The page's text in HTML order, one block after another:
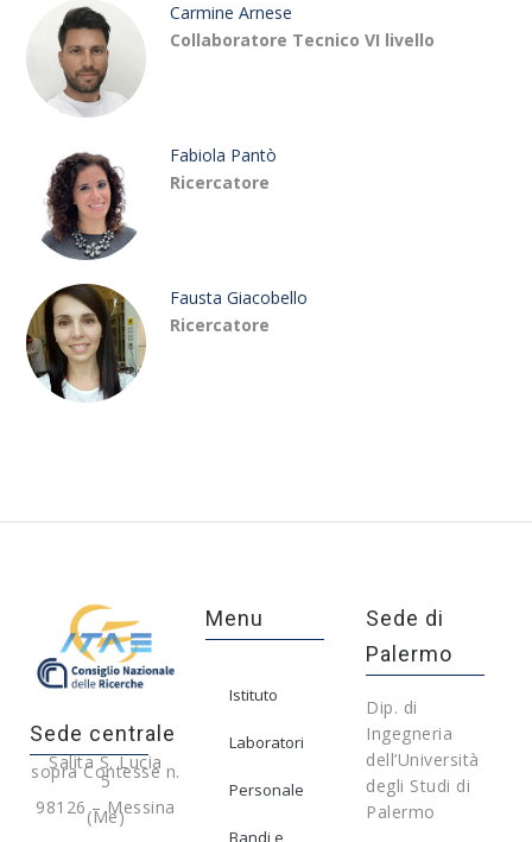
Carmine Arnese
Collaboratore Tecnico VI livello
Fabiola Pantò
Ricercatore
Fausta Giacobello
Ricercatore
Sede centrale
Salita S. Lucia
sopra Contesse n.
5
98126 – Messina
(Me)
Menu
Istituto
Laboratori
Personale
Sede di
Palermo
Dip. di
Ingegneria
dell’Università
degli Studi di
Palermo